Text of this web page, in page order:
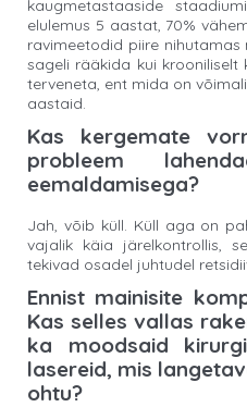
kaugmetastaaside
elulemus 5 aastat, 70%
ravimeetodid piire
sageli rääkida kui krooniliselt
terveneta, ent mida on
aastaid.
Kas kergemate
probleem
eemaldamisega?
Jah, võib küll. Küll aga on
vajalik käia järelkontrollis,
tekivad osadel juhtudel
Ennist mainisite
Kas selles vallas
ka moodsaid
lasereid, mis
ohtu?